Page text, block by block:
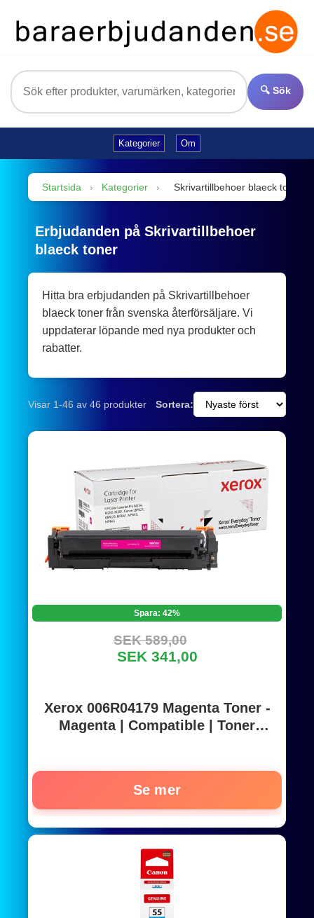
🔍 Sök
Kategorier Om
Startsida › Kategorier › Skrivartillbehoer blaeck toner
Erbjudanden på Skrivartillbehoer
blaeck toner
Hitta bra erbjudanden på Skrivartillbehoer
blaeck toner från svenska återförsäljare. Vi
uppdaterar löpande med nya produkter och
rabatter.
Visar 1-46 av 46 produkter Sortera:
Spara: 42%
SEK 589,00
SEK 341,00
Xerox 006R04179 Magenta Toner -
Magenta | Compatible | Toner
Se mer